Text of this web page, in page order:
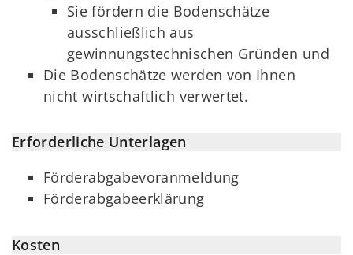
Sie fördern die Bodenschätze
ausschließlich aus
gewinnungstechnischen Gründen und
Die Bodenschätze werden von Ihnen
nicht wirtschaftlich verwertet.
Erforderliche Unterlagen
Förderabgabevoranmeldung
Förderabgabeerklärung
Kosten